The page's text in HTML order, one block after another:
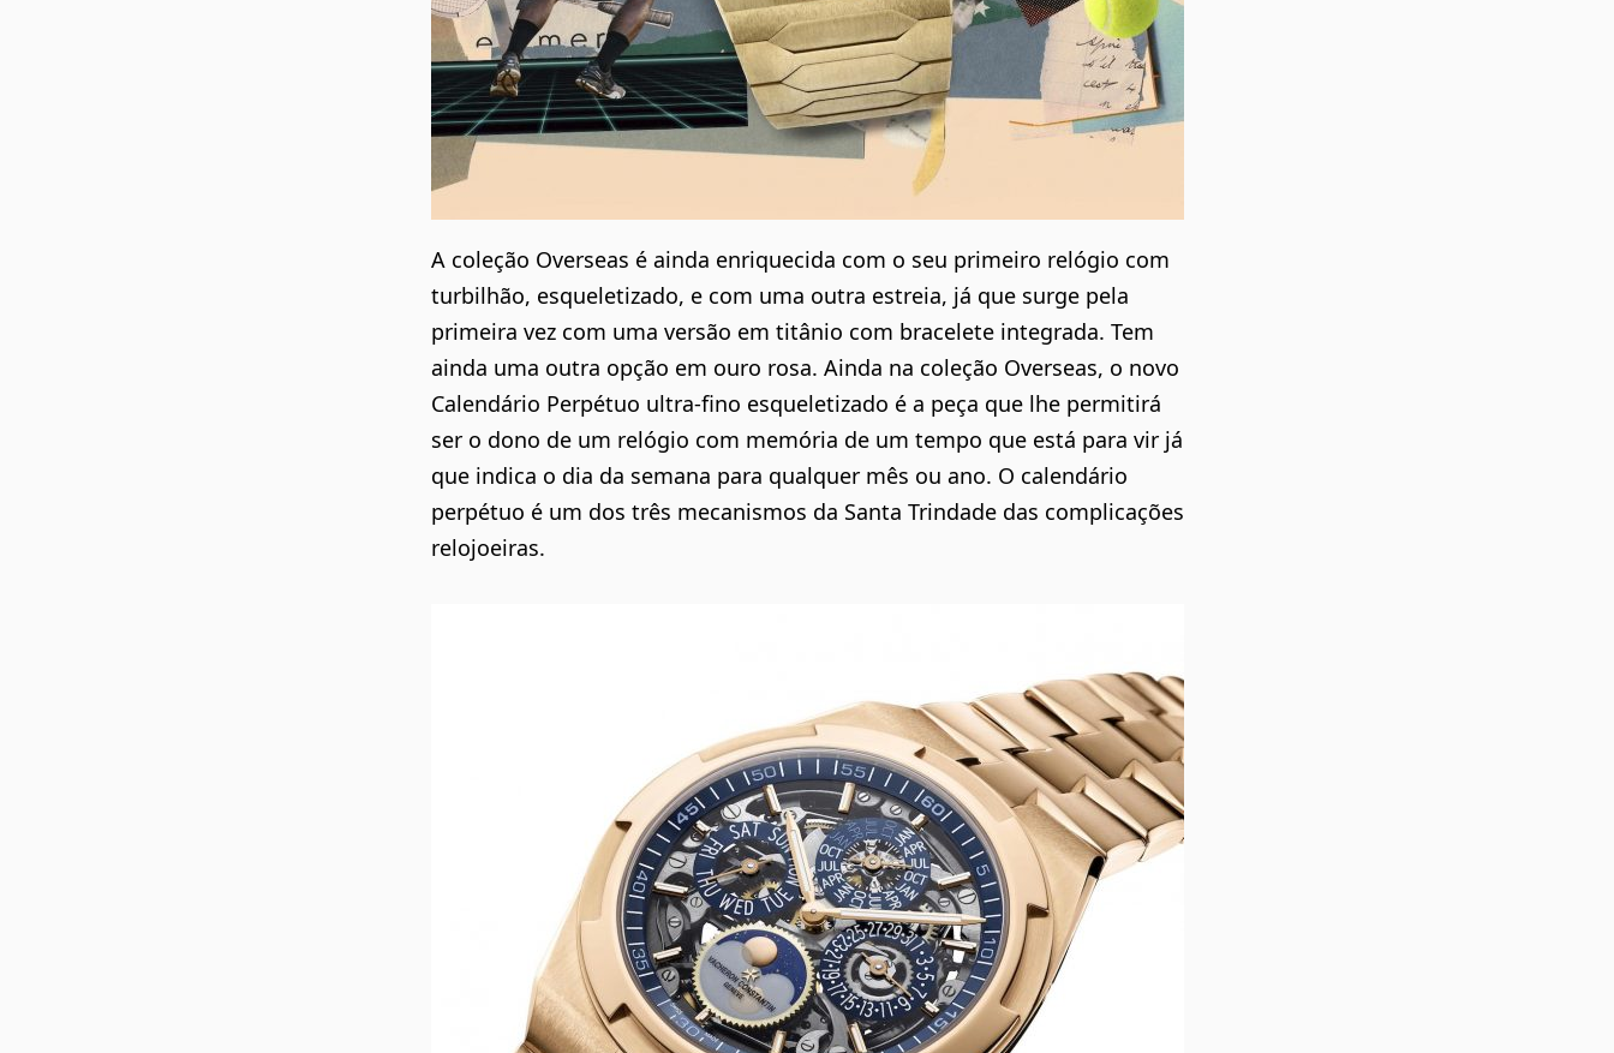
A coleção Overseas é ainda enriquecida com o seu primeiro relógio com
turbilhão, esqueletizado, e com uma outra estreia, já que surge pela
primeira vez com uma versão em titânio com bracelete integrada. Tem
ainda uma outra opção em ouro rosa. Ainda na coleção Overseas, o novo
Calendário Perpétuo ultra-fino esqueletizado é a peça que lhe permitirá
ser o dono de um relógio com memória de um tempo que está para vir já
que indica o dia da semana para qualquer mês ou ano. O calendário
perpétuo é um dos três mecanismos da Santa Trindade das complicações
relojoeiras.